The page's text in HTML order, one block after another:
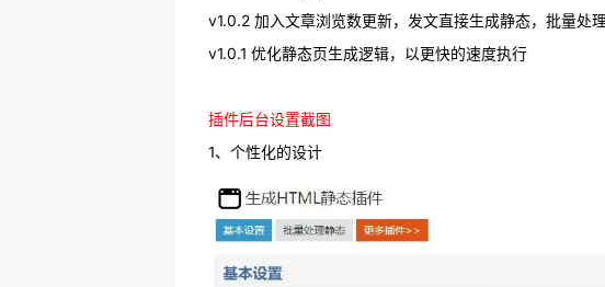
v1.0.2 加入文章浏览数更新，发文直接生成静态，批量处
v1.0.1 优化静态页生成逻辑，以更快的速度执行
插件后台设置截图
1、个性化的设计